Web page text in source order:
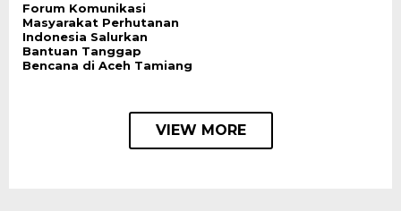
Forum Komunikasi
Masyarakat Perhutanan
Indonesia Salurkan
Bantuan Tanggap
Bencana di Aceh Tamiang
VIEW MORE